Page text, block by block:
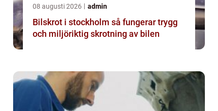
08 augusti 2026 admin
Bilskrot i stockholm så fungerar trygg
och miljöriktig skrotning av bilen